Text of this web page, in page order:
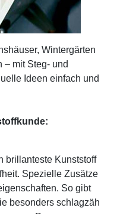
Wintergärten
– mit Steg- und
Ideen einfach und
brillanteste Kunststoff
Spezielle Zusätze
So gibt
besonders schlagzäh